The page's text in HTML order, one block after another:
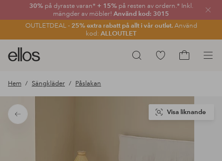
30% på dyraste varan* + 15% på resten av ordern.* Inkl.
mängder av möbler! Använd kod: 3015
OUTLETDEAL - 25% extra rabatt på allt i vår outlet.Använd
kod: ALLOUTLET
Sök
Ellos
logotyp
gå
förstasidan
Gå
Hem Sängkläder Påslakan
Tillbaka
Visa liknande